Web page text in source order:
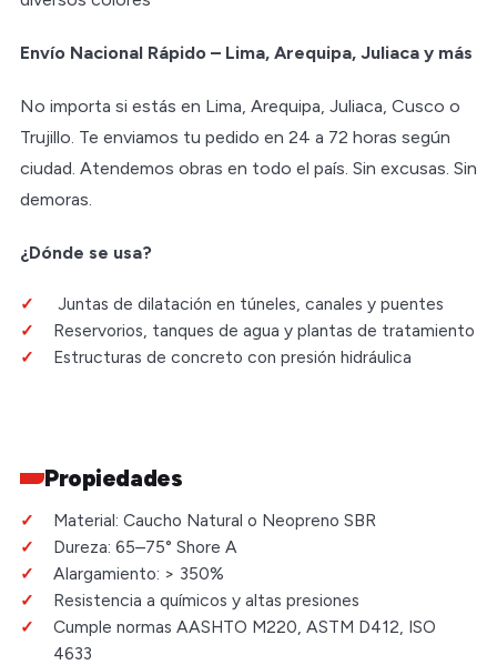
Envío Nacional Rápido – Lima, Arequipa, Juliaca y más
No importa si estás en Lima, Arequipa, Juliaca, Cusco o
Trujillo. Te enviamos tu pedido en 24 a 72 horas según
ciudad. Atendemos obras en todo el país. Sin excusas. Sin
demoras.
¿Dónde se usa?
Juntas de dilatación en túneles, canales y puentes
Reservorios, tanques de agua y plantas de tratamiento
Estructuras de concreto con presión hidráulica
Propiedades
Material: Caucho Natural o Neopreno SBR
Dureza: 65–75° Shore A
Alargamiento: > 350%
Resistencia a químicos y altas presiones
Cumple normas AASHTO M220, ASTM D412, ISO
4633